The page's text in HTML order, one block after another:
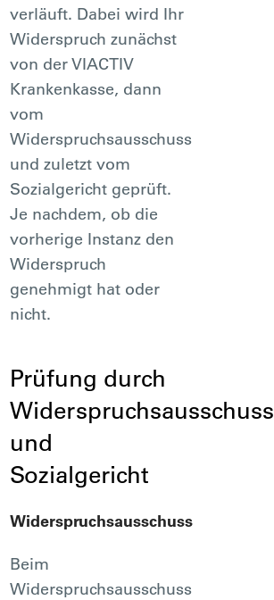
verläuft. Dabei wird Ihr
Widerspruch zunächst
von der VIACTIV
Krankenkasse, dann
vom
Widerspruchsausschuss
und zuletzt vom
Sozialgericht geprüft.
Je nachdem, ob die
vorherige Instanz den
Widerspruch
genehmigt hat oder
nicht.
Prüfung durch
Widerspruchsausschuss
und
Sozialgericht
Widerspruchsausschuss
Beim
Widerspruchsausschuss